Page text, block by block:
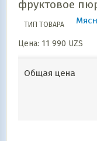
фруктовое
ТИП ТОВАРА
Цена: 11 990 UZS
Общая цена